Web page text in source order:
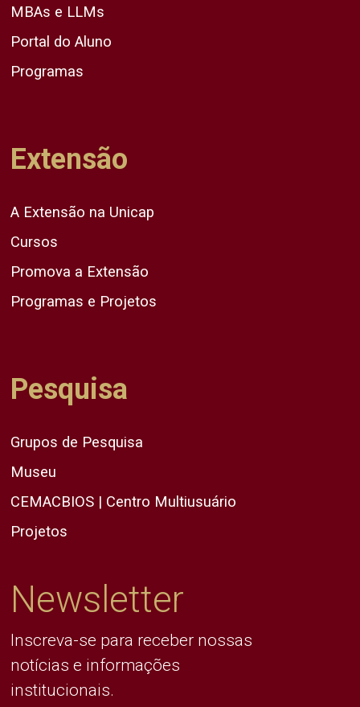
MBAs e LLMs
Portal do Aluno
Programas
Extensão
A Extensão na Unicap
Cursos
Promova a Extensão
Programas e Projetos
Pesquisa
Grupos de Pesquisa
Museu
CEMACBIOS | Centro Multiusuário
Projetos
Newsletter
Inscreva-se para receber nossas
notícias e informações
institucionais.